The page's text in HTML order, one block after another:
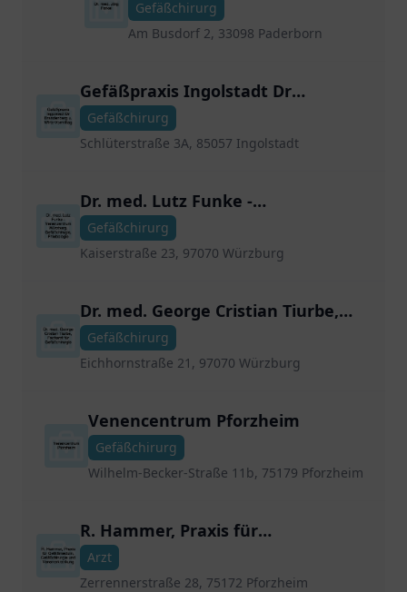
Gefäßchirurg
Am Busdorf 2, 33098 Paderborn
Gefäßpraxis Ingolstadt Dr
Brandenberg u. Wirtz-Vormittag
Gefäßchirurg
Schlüterstraße 3A, 85057 Ingolstadt
Dr. med. Lutz Funke -
Venenzentrum Würzburg,
Gefäßchirugie, Phlebologie
Gefäßchirurg
Kaiserstraße 23, 97070 Würzburg
Dr. med. George Cristian Tiurbe,
Facharzt für Gefäßchirurgie
Gefäßchirurg
Eichhornstraße 21, 97070 Würzburg
Venencentrum Pforzheim
Gefäßchirurg
Wilhelm-Becker-Straße 11b, 75179 Pforzheim
R. Hammer, Praxis für
Gefäßmedizin, Gefäßchirurgie und
Venenerkrankung
Arzt
Zerrennerstraße 28, 75172 Pforzheim